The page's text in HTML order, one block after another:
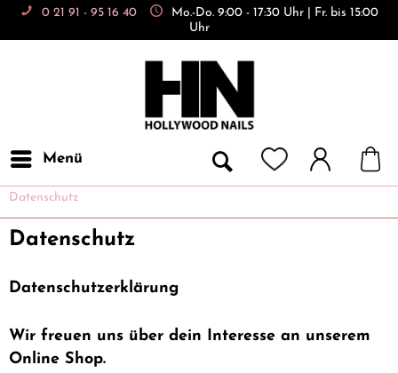
0 21 91 - 95 16 40
Mo.-Do. 9:00 - 17:30 Uhr | Fr. bis 15:00
Uhr
Menü
Datenschutz
Datenschutz
Datenschutzerklärung
Wir freuen uns über dein Interesse an unserem
Online Shop.